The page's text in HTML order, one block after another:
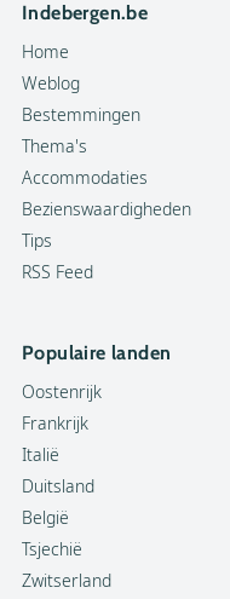
Indebergen.be
Home
Weblog
Bestemmingen
Thema's
Accommodaties
Bezienswaardigheden
Tips
RSS Feed
Populaire landen
Oostenrijk
Frankrijk
Italië
Duitsland
België
Tsjechië
Zwitserland